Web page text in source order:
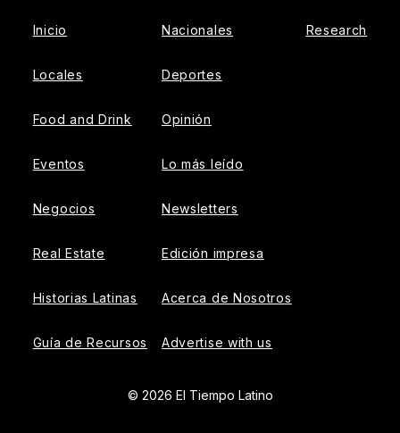
Inicio
Locales
Food and Drink
Eventos
Negocios
Real Estate
Historias Latinas
Guía de Recursos
Nacionales
Deportes
Opinión
Lo más leído
Newsletters
Edición impresa
Acerca de Nosotros
Advertise with us
Research
© 2026 El Tiempo Latino